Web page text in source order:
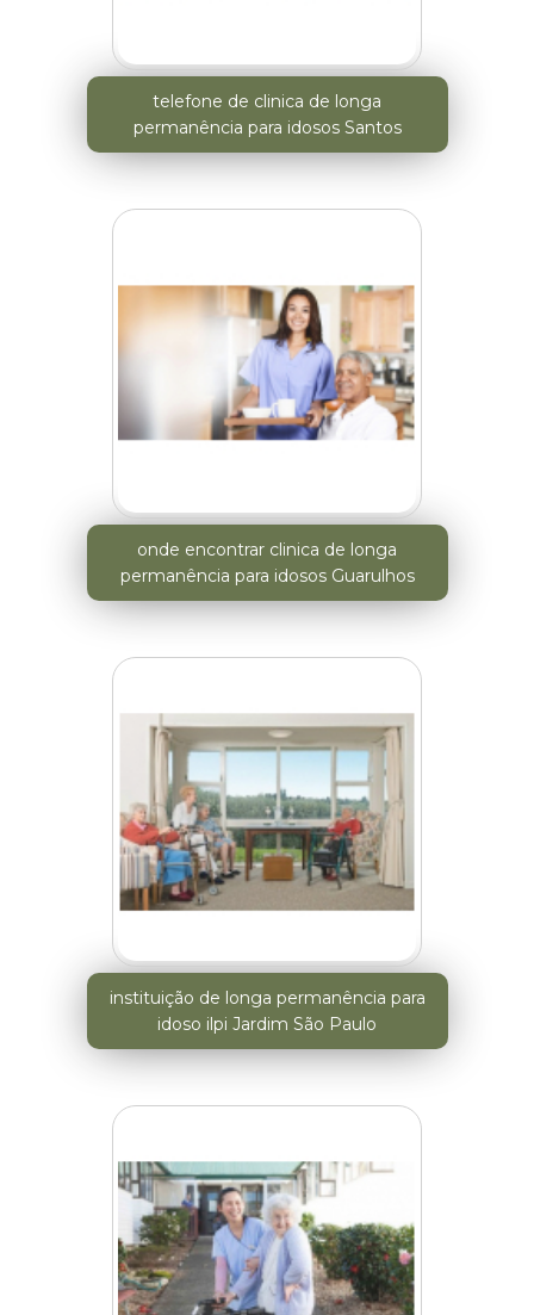
telefone de clinica de longa
permanência para idosos Santos
onde encontrar clinica de longa
permanência para idosos Guarulhos
instituição de longa permanência para
idoso ilpi Jardim São Paulo